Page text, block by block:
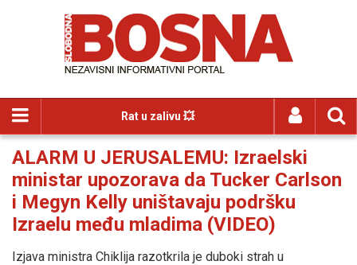
Rat u zalivu 💥
ALARM U JERUSALEMU: Izraelski
ministar upozorava da Tucker Carlson
i Megyn Kelly uništavaju podršku
Izraelu među mladima (VIDEO)
Izjava ministra Chiklija razotkrila je duboki strah u